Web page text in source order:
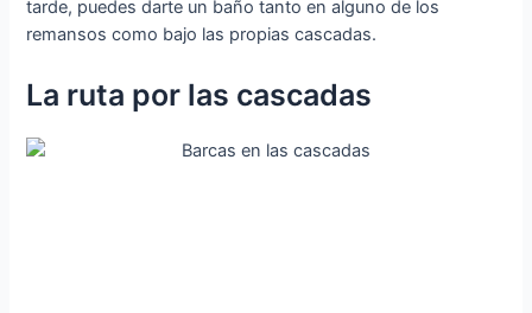
tarde, puedes darte un baño tanto en alguno de los
remansos como bajo las propias cascadas.
La ruta por las cascadas